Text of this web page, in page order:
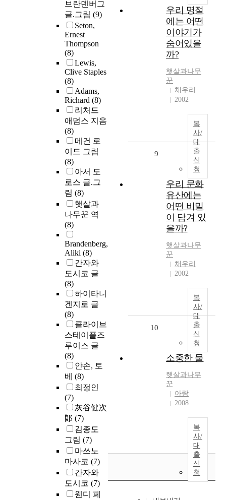
브란덴버그
글.그림 (9)
Seton,
Ernest
Thompson
(8)
Lewis,
Clive Staples
(8)
Adams,
Richard (8)
리처드
애덤스 지음
(8)
메건 로
이드 그림
(8)
아서 도
로스 글.그
림 (8)
햇살과
나무꾼 역
(8)
Brandenberg,
Aliki (8)
간자와
도시코 글
(8)
하이타니
겐지로 글
(8)
클라이브
스테이플즈
루이스 글
(8)
얀손, 토
베 (8)
최정인
(7)
灰谷健次
郞 (7)
김종도
그림 (7)
마쓰노
마사코 (7)
간자와
도시코 (7)
웬디 페
우리 명절
에는 어떤
이야기가
숨어있을
까?
햇살과나무
꾼
채우리
2002
복
사/
대
출
신
청
9
우리 문화
유산에는
어떤 비밀
이 담겨 있
을까?
햇살과나무
꾼
채우리
2002
복
사/
대
출
신
청
10
소중한 물
햇살과나무
꾼
아람
2008
복
사/
대
출
신
청